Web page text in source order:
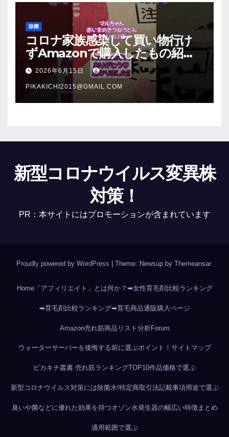
除菌
コロナ家族感染して買い物行け
ずAmazonで購入したもの紹
介 #Shorts
2026年6月15日
PIKAKICHI2015@GMAIL.COM
新型コロナウイルス変異株
対策！
PR：本サイトにはプロモーションが含まれています
Proudly powered by WordPress | Theme: Newsup by Themeansar.
Home「アフィリエイト」とは何か？ ➡女性育毛剤比較ランキング
➡育毛剤比較ランキング➡育毛商品通販購入ページ
Amazon売れ筋商品リスト分析Forum
ウォーターサーバーを後悔する前に選ぶポイント！ サイトマップ
ピカキチ叢書 売れ筋ランキングTOP10作品価格で選ぶ
新型コロナウイルス対策には除菌水!特定商取引法記載事項用途で選ぶ
臭いや菌などに優れた効果を持つオゾン水発生器の幅広い特徴まとめ
適用範囲で選ぶ